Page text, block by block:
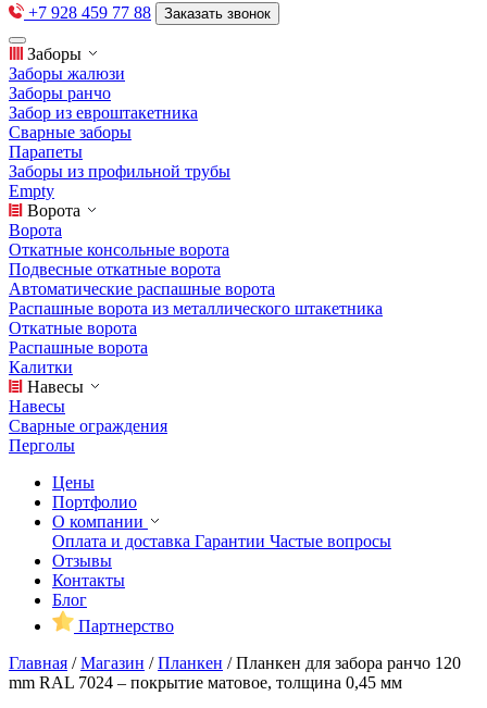
+7 928 459 77 88 Заказать звонок
Заборы
Заборы жалюзи
Заборы ранчо
Забор из евроштакетника
Сварные заборы
Парапеты
Заборы из профильной трубы
Empty
Ворота
Ворота
Откатные консольные ворота
Подвесные откатные ворота
Автоматические распашные ворота
Распашные ворота из металлического штакетника
Откатные ворота
Распашные ворота
Калитки
Навесы
Навесы
Сварные ограждения
Перголы
Цены
Портфолио
О компании
Оплата и доставка Гарантии Частые вопросы
Отзывы
Контакты
Блог
Партнерство
Главная /Магазин /Планкен /Планкен для забора ранчо 120
mm RAL 7024 – покрытие матовое, толщина 0,45 мм